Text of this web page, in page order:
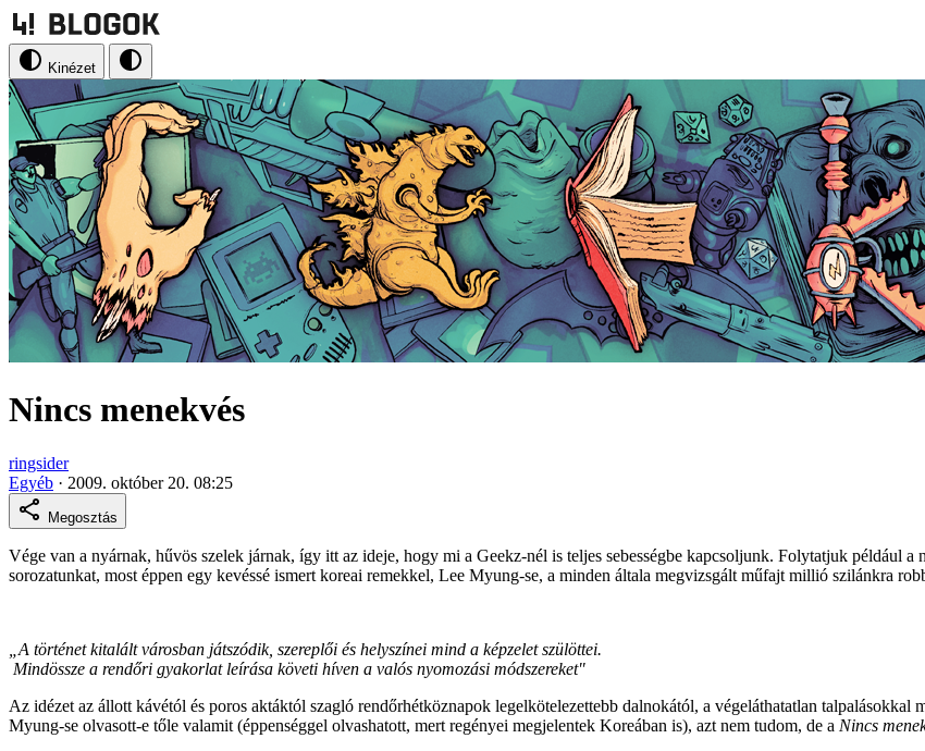
Kinézet
Nincs menekvés
ringsider
Egyéb · 2009. október 20. 08:25
Megosztás
Vége van a nyárnak, hűvös szelek járnak, így itt az ideje, hogy mi a Geekz-nél is teljes sebességbe kapcsoljunk. Folytatjuk például
sorozatunkat, most éppen egy kevéssé ismert koreai remekkel, Lee Myung-se, a minden általa megvizsgált műfajt millió szilánkra
„A történet kitalált városban játszódik, szereplői és helyszínei mind a képzelet szülöttei.
Mindössze a rendőri gyakorlat leírása követi híven a valós nyomozási módszereket"
Az idézet az állott kávétól és poros aktáktól szagló rendőrhétköznapok legelkötelezettebb dalnokától, a végeláthatatlan talpalásokkal
Myung-se olvasott-e tőle valamit (éppenséggel olvashatott, mert regényei megjelentek Koreában is), azt nem tudom, de a Nincs